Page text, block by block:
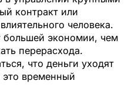
контракт или
человека.
большей экономии, чем
перерасхода.
что деньги уходят
временный